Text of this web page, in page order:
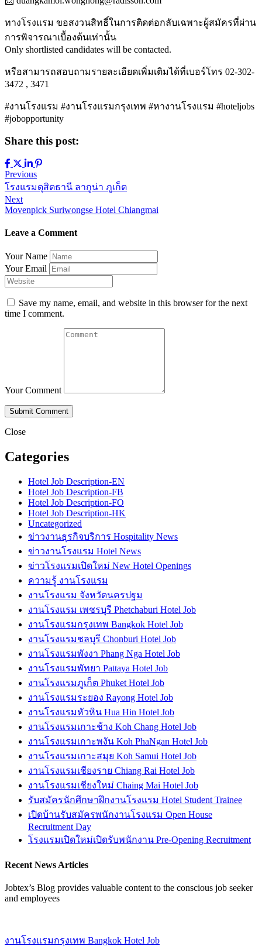
ทางโรงแรม ขอสงวนสิทธิ์ในการติดต่อกลับเฉพาะผู้สมัครที่ผ่าน
การพิจารณาเบื้องต้นเท่านั้น
Only shortlisted candidates will be contacted.
หรือสามารถสอบถามรายละเอียดเพิ่มเติมได้ที่เบอร์โทร 02-302-
3472 , 3471
#งานโรงแรม #งานโรงแรมกรุงเทพ #หางานโรงแรม #hoteljobs
#jobopportunity
Share this post:
Previous
โรงแรมดุสิตธานี ลากูน่า ภูเก็ต
Next
Movenpick Suriwongse Hotel Chiangmai
Leave a Comment
Your Name
Your Email
Save my name, email, and website in this browser for the next
time I comment.
Your Comment
Close
Categories
Hotel Job Description-EN
Hotel Job Description-FB
Hotel Job Description-FO
Hotel Job Description-HK
Uncategorized
ข่าวงานธุรกิจบริการ Hospitality News
ข่าวงานโรงแรม Hotel News
ข่าวโรงแรมเปิดใหม่ New Hotel Openings
ความรู้ งานโรงแรม
งานโรงแรม จังหวัดนครปฐม
งานโรงแรม เพชรบุรี Phetchaburi Hotel Job
งานโรงแรมกรุงเทพ Bangkok Hotel Job
งานโรงแรมชลบุรี Chonburi Hotel Job
งานโรงแรมพังงา Phang Nga Hotel Job
งานโรงแรมพัทยา Pattaya Hotel Job
งานโรงแรมภูเก็ต Phuket Hotel Job
งานโรงแรมระยอง Rayong Hotel Job
งานโรงแรมหัวหิน Hua Hin Hotel Job
งานโรงแรมเกาะช้าง Koh Chang Hotel Job
งานโรงแรมเกาะพงัน Koh PhaNgan Hotel Job
งานโรงแรมเกาะสมุย Koh Samui Hotel Job
งานโรงแรมเชียงราย Chiang Rai Hotel Job
งานโรงแรมเชียงใหม่ Chaing Mai Hotel Job
รับสมัครนักศึกษาฝึกงานโรงแรม Hotel Student Trainee
เปิดบ้านรับสมัครพนักงานโรงแรม Open House
Recruitment Day
โรงแรมเปิดใหม่เปิดรับพนักงาน Pre-Opening Recruitment
Recent News Articles
Jobtex’s Blog provides valuable content to the conscious job seeker
and employees
งานโรงแรมกรุงเทพ Bangkok Hotel Job